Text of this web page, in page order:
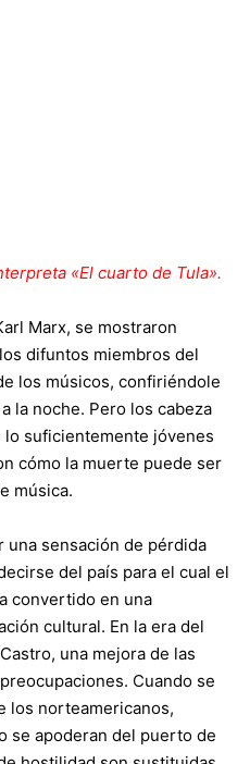
«El cuarto de Tula».
Marx, se mostraron
difuntos miembros del
los músicos, confiriéndole
la noche. Pero los cabeza
suficientemente jóvenes
cómo la muerte puede ser
música.
sensación de pérdida
del país para el cual el
convertido en una
cultural. En la era del
, una mejora de las
Cuando se
los norteamericanos,
se apoderan del puerto de